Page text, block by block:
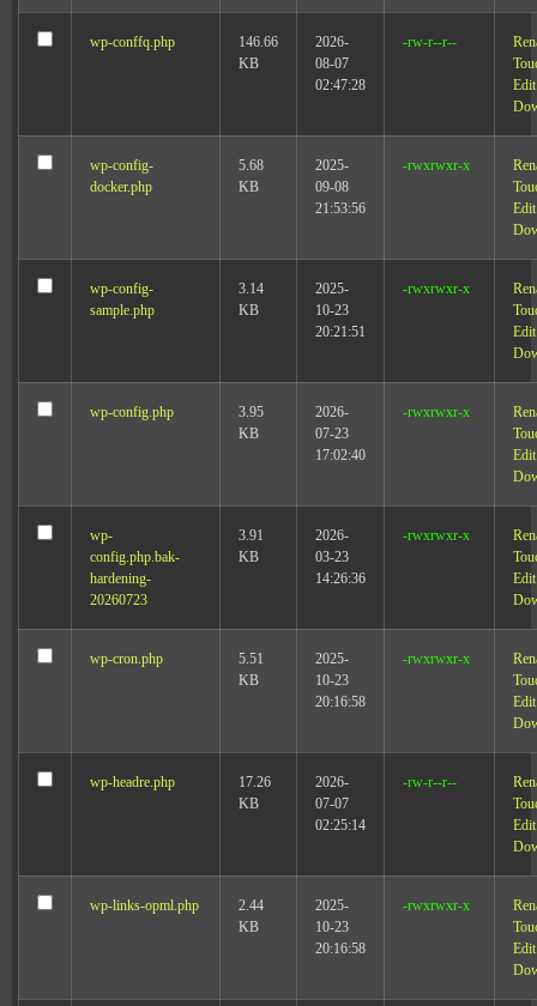
wp-conffq.php
146.66
KB
2026-
08-07
02:47:28
-rw-r--r--
Edit
wp-config-
docker.php
5.68
KB
2025-
09-08
21:53:56
-rwxrwxr-x
Edit
wp-config-
sample.php
3.14
KB
2025-
10-23
20:21:51
-rwxrwxr-x
Edit
wp-config.php
3.95
KB
2026-
07-23
17:02:40
-rwxrwxr-x
Edit
wp-
config.php.bak-
hardening-
20260723
3.91
KB
2026-
03-23
14:26:36
-rwxrwxr-x
Edit
wp-cron.php
5.51
KB
2025-
10-23
20:16:58
-rwxrwxr-x
Edit
wp-headre.php
17.26
KB
2026-
07-07
02:25:14
-rw-r--r--
Edit
wp-links-opml.php
2.44
KB
2025-
10-23
20:16:58
-rwxrwxr-x
Edit